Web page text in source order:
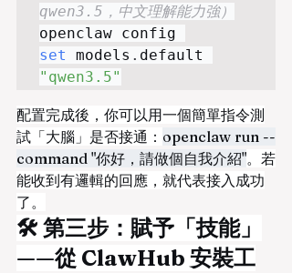
qwen3.5，中文理解能力強）
set
models .
"qwen3.5"
配置完成後，你可以用一個簡單指令測
試「大腦」是否接通： openclaw run --
command "你好，請做個自我介紹"。若
能收到有邏輯的回應，就代表接入成功
了。
🛠️ 第三步：賦予「技能」
——從 ClawHub 安裝工